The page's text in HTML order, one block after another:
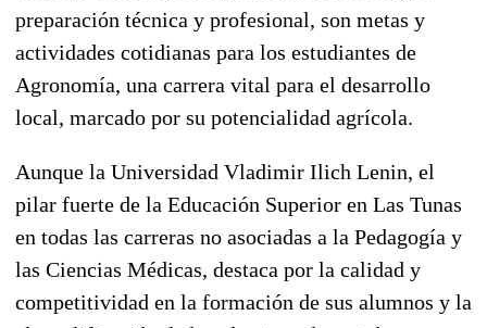
preparación técnica y profesional, son metas y
actividades cotidianas para los estudiantes de
Agronomía, una carrera vital para el desarrollo
local, marcado por su potencialidad agrícola.
Aunque la Universidad Vladimir Ilich Lenin, el
pilar fuerte de la Educación Superior en Las Tunas
en todas las carreras no asociadas a la Pedagogía y
las Ciencias Médicas, destaca por la calidad y
competitividad en la formación de sus alumnos y la